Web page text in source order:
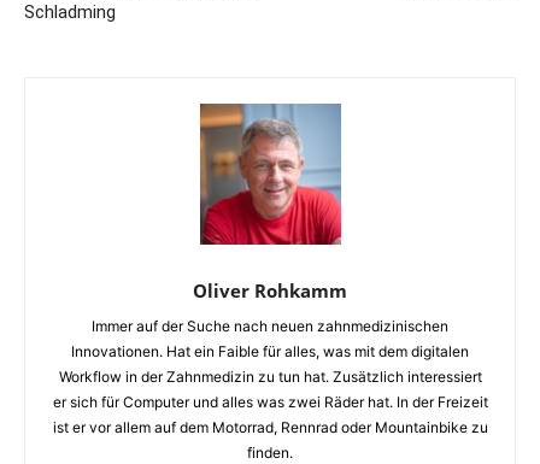
Schladming
Oliver Rohkamm
Immer auf der Suche nach neuen zahnmedizinischen
Innovationen. Hat ein Faible für alles, was mit dem digitalen
Workflow in der Zahnmedizin zu tun hat. Zusätzlich interessiert
er sich für Computer und alles was zwei Räder hat. In der Freizeit
ist er vor allem auf dem Motorrad, Rennrad oder Mountainbike zu
finden.